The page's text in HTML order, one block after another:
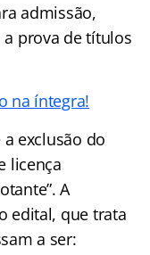
admissão,
a prova de títulos
na íntegra!
exclusão do
licença
A
edital, que trata
a ser: